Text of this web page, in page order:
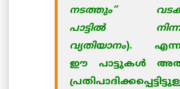
നടത്തും”
പാട്ടില്‍
വ്യതിയാനം).
ഈ പാട്ടുകള്‍